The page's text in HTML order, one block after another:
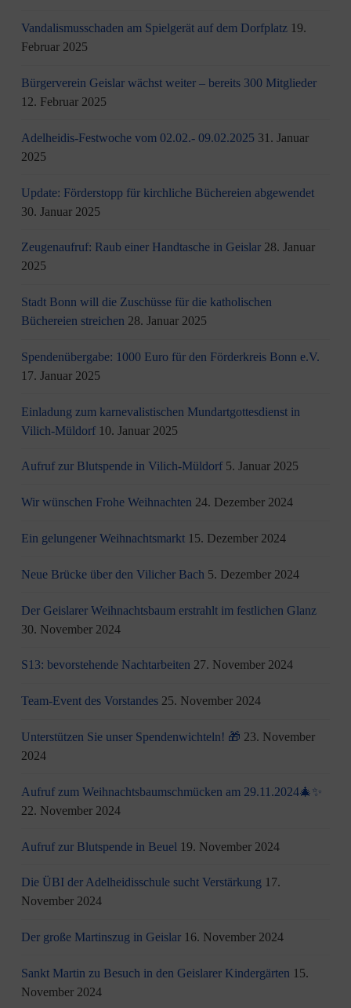
Vandalismusschaden am Spielgerät auf dem Dorfplatz 19.
Februar 2025
Bürgerverein Geislar wächst weiter – bereits 300 Mitglieder
12. Februar 2025
Adelheidis-Festwoche vom 02.02.- 09.02.2025 31. Januar
2025
Update: Förderstopp für kirchliche Büchereien abgewendet
30. Januar 2025
Zeugenaufruf: Raub einer Handtasche in Geislar 28. Januar
2025
Stadt Bonn will die Zuschüsse für die katholischen
Büchereien streichen 28. Januar 2025
Spendenübergabe: 1000 Euro für den Förderkreis Bonn e.V.
17. Januar 2025
Einladung zum karnevalistischen Mundartgottesdienst in
Vilich-Müldorf 10. Januar 2025
Aufruf zur Blutspende in Vilich-Müldorf 5. Januar 2025
Wir wünschen Frohe Weihnachten 24. Dezember 2024
Ein gelungener Weihnachtsmarkt 15. Dezember 2024
Neue Brücke über den Vilicher Bach 5. Dezember 2024
Der Geislarer Weihnachtsbaum erstrahlt im festlichen Glanz
30. November 2024
S13: bevorstehende Nachtarbeiten 27. November 2024
Team-Event des Vorstandes 25. November 2024
Unterstützen Sie unser Spendenwichteln! 🎁 23. November
2024
Aufruf zum Weihnachtsbaumschmücken am 29.11.2024🎄✨
22. November 2024
Aufruf zur Blutspende in Beuel 19. November 2024
Die ÜBI der Adelheidisschule sucht Verstärkung 17.
November 2024
Der große Martinszug in Geislar 16. November 2024
Sankt Martin zu Besuch in den Geislarer Kindergärten 15.
November 2024